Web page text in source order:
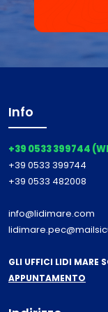
Info
+39 0533 399744
+39 0533 399744
+39 0533 482008
info@lidimare.com
GLI UFFICI LIDI MARE
APPUNTAMENTO